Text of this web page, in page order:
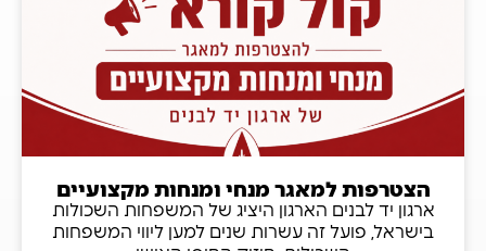
הצטרפות למאגר מנחי ומנחות מקצועיים
ארגון יד לבנים הארגון היציג של המשפחות השכולות
בישראל, פועל זה עשרות שנים למען ליווי המשפחות